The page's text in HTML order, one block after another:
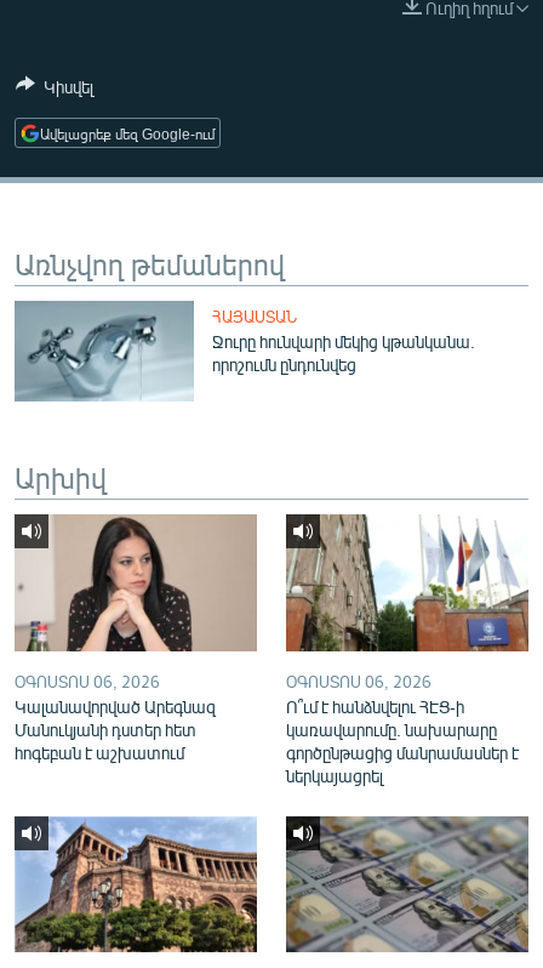
ՄԵԿՆԱԲԱՆՈՒԹՅՈՒՆ
ԱՐԽԻՎ
ՏԵՍԱՆՅՈՒԹԵՐ
ԲԱՆԱՎԵՃ
Հայերեն
Русский
ՀԵՏԵՎԵՔ ՄԵԶ
«Ազատության» բոլոր կայքերը
Ուղիղ հղում
Կիսվել
Ավելացրեք մեզ Google-ում
Առնչվող թեմաներով
ՀԱՅԱՍՏԱՆ
Ջուրը հունվարի մեկից կթանկանա.
որոշումն ընդունվեց
Արխիվ
ՕԳՈՍՏՈՍ 06, 2026
Կալանավորված Արեգնազ
Մանուկյանի դստեր հետ
հոգեբան է աշխատում
ՕԳՈՍՏՈՍ 06, 2026
Ո՞ւմ է հանձնվելու ՀԷՑ-ի
կառավարումը. նախարարը
գործընթացից մանրամասներ է
ներկայացրել